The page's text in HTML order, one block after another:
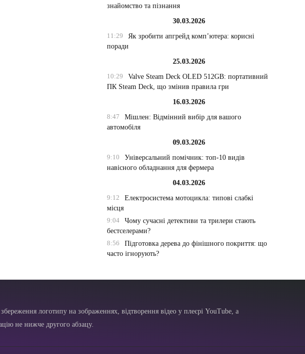
знайомство та пізнання
30.03.2026
11:29
Як зробити апгрейд комп’ютера: корисні
поради
25.03.2026
10:29
Valve Steam Deck OLED 512GB: портативний
ПК Steam Deck, що змінив правила гри
16.03.2026
8:47
Мішлен: Відмінний вибір для вашого
автомобіля
09.03.2026
9:10
Універсальний помічник: топ-10 видів
навісного обладнання для фермера
04.03.2026
9:12
Електросистема мотоцикла: типові слабкі
місця
9:04
Чому сучасні детективи та трилери стають
бестселерами?
8:56
Підготовка дерева до фінішного покриття: що
часто ігнорують?
логотипу на зображеннях, відтворення відео у плеєрі YouTube, а
не нижче другого абзацу.